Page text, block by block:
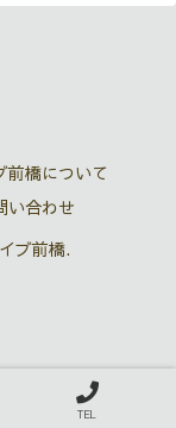
前橋について
い合わせ
ブ前橋.
TEL